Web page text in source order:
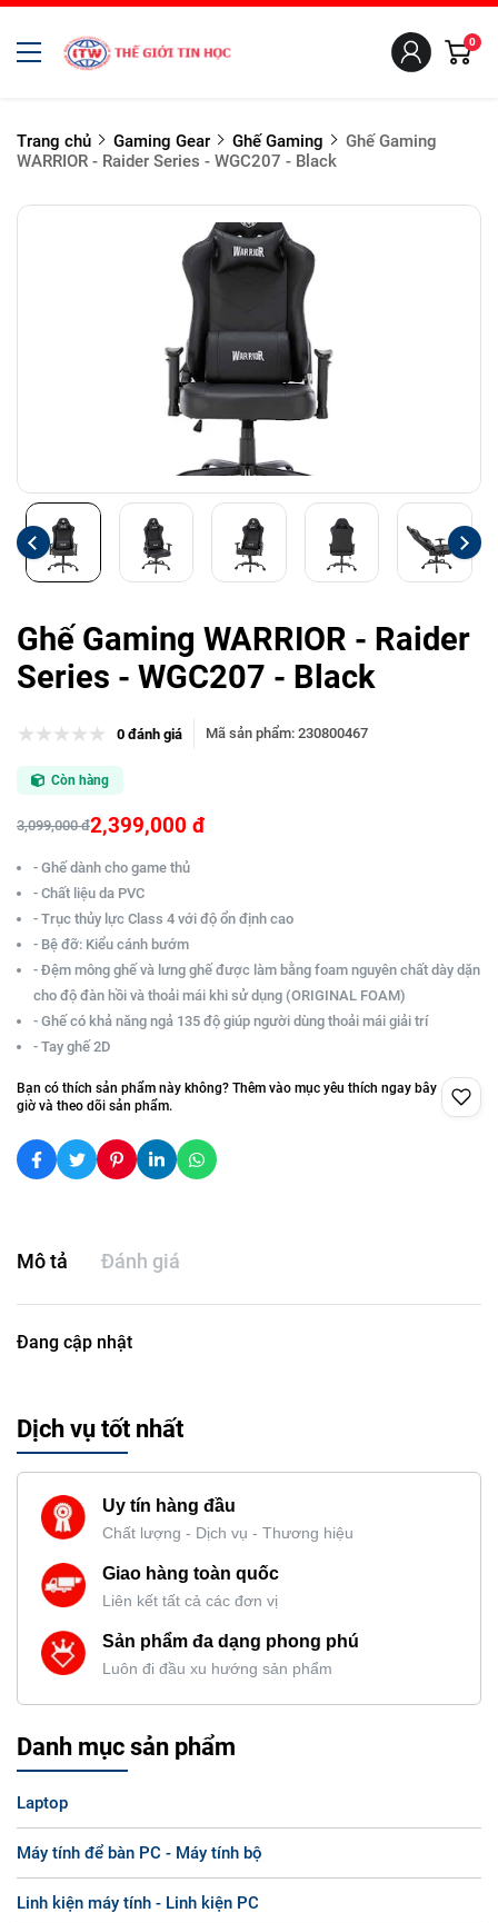
0
Trang chủ Gaming Gear Ghế Gaming
Ghế Gaming
WARRIOR - Raider Series - WGC207 - Black
Ghế Gaming WARRIOR - Raider
Series - WGC207 - Black
0 đánh giá Mã sản phẩm: 230800467
Còn hàng
3,099,000 đ2,399,000 đ
- Ghế dành cho game thủ
- Chất liệu da PVC
- Trục thủy lực Class 4 với độ ổn định cao
- Bệ đỡ: Kiểu cánh bướm
- Đệm mông ghế và lưng ghế được làm bằng foam nguyên chất dày dặn
cho độ đàn hồi và thoải mái khi sử dụng (ORIGINAL FOAM)
- Ghế có khả năng ngả 135 độ giúp người dùng thoải mái giải trí
- Tay ghế 2D
Bạn có thích sản phẩm này không? Thêm vào mục yêu thích ngay bây
giờ và theo dõi sản phẩm.
Mô tả Đánh giá
Đang cập nhật
Dịch vụ tốt nhất
Uy tín hàng đầu
Chất lượng - Dịch vụ - Thương hiệu
Giao hàng toàn quốc
Liên kết tất cả các đơn vị
Sản phẩm đa dạng phong phú
Luôn đi đầu xu hướng sản phẩm
Danh mục sản phẩm
Laptop
Máy tính để bàn PC - Máy tính bộ
Linh kiện máy tính - Linh kiện PC